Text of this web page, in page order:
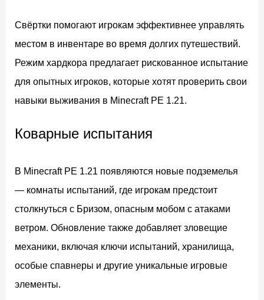
Свёртки помогают игрокам эффективнее управлять
местом в инвентаре во время долгих путешествий.
Режим хардкора предлагает рискованное испытание
для опытных игроков, которые хотят проверить свои
навыки выживания в Minecraft PE 1.21.
Коварные испытания
В Minecraft PE 1.21 появляются новые подземелья
— комнаты испытаний, где игрокам предстоит
столкнуться с Бризом, опасным мобом с атаками
ветром. Обновление также добавляет зловещие
механики, включая ключи испытаний, хранилища,
особые спавнеры и другие уникальные игровые
элементы.